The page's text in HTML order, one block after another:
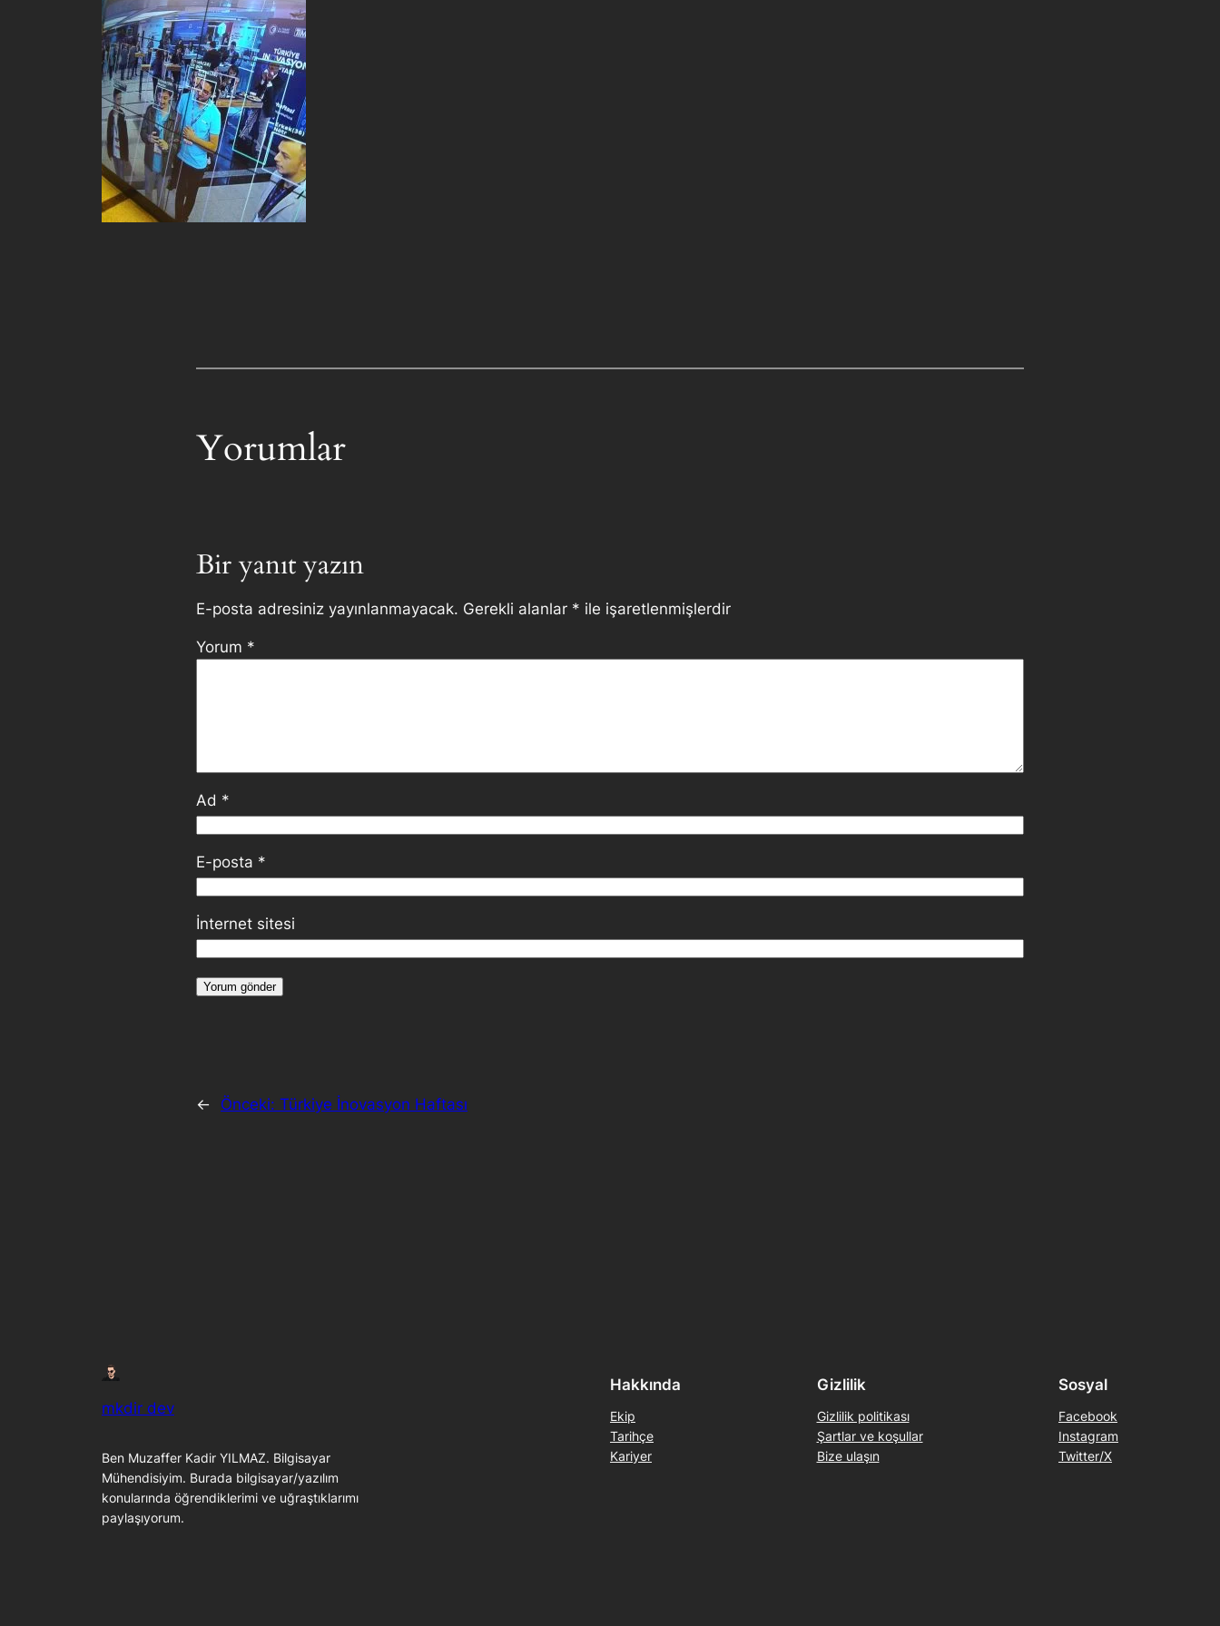
Yorumlar
Bir yanıt yazın
E-posta adresiniz yayınlanmayacak. Gerekli alanlar * ile işaretlenmişlerdir
Yorum *
Ad *
E-posta *
İnternet sitesi
← Önceki: Türkiye İnovasyon Haftası
mkdir dev
Ben Muzaffer Kadir YILMAZ. Bilgisayar
Mühendisiyim. Burada bilgisayar/yazılım
konularında öğrendiklerimi ve uğraştıklarımı
paylaşıyorum.
Hakkında
Ekip
Tarihçe
Kariyer
Gizlilik
Gizlilik politikası
Şartlar ve koşullar
Bize ulaşın
Sosyal
Facebook
Instagram
Twitter/X